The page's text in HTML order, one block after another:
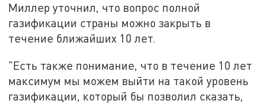
Миллер уточнил, что вопрос полной
газификации страны можно закрыть в
течение ближайших 10 лет.
"Есть также понимание, что в течение 10 лет
максимум мы можем выйти на такой уровень
газификации, который бы позволил сказать,